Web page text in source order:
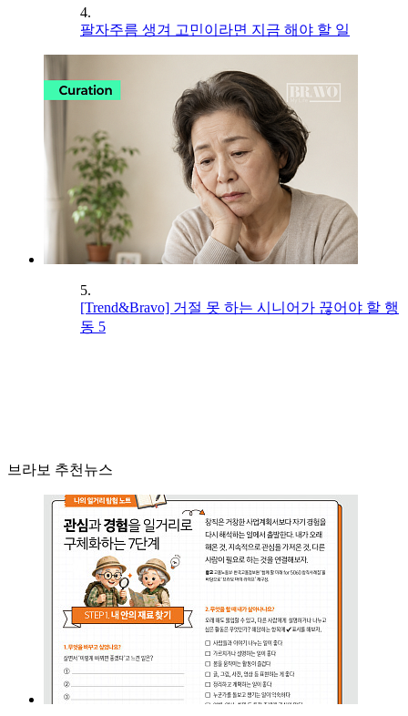
4.
팔자주름 생겨 고민이라면 지금 해야 할 일
5.
[Trend&Bravo] 거절 못 하는 시니어가 끊어야 할 행
동 5
브라보 추천뉴스